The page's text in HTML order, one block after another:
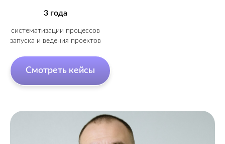
3 года
систематизации процессов
запуска и ведения проектов
Смотреть кейсы